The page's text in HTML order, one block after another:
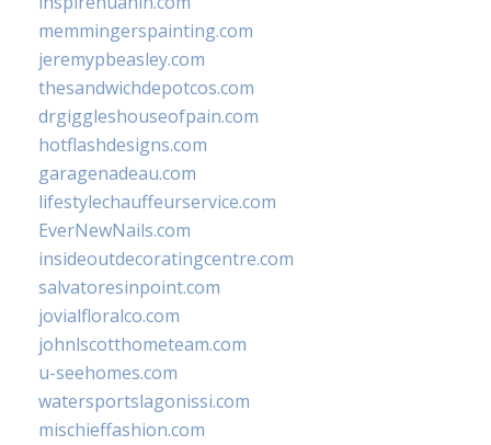
memmingerspainting.com
jeremypbeasley.com
thesandwichdepotcos.com
drgiggleshouseofpain.com
hotflashdesigns.com
garagenadeau.com
lifestylechauffeurservice.com
EverNewNails.com
insideoutdecoratingcentre.com
salvatoresinpoint.com
jovialfloralco.com
johnlscotthometeam.com
u-seehomes.com
watersportslagonissi.com
mischieffashion.com